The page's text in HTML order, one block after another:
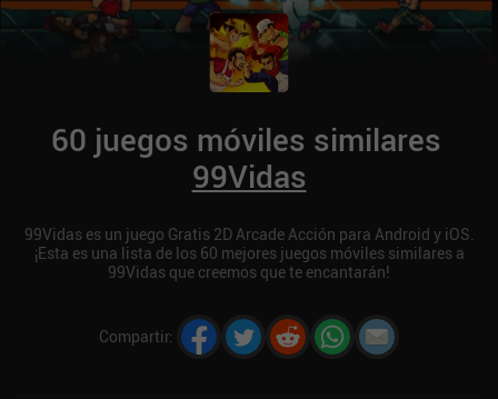
60 juegos móviles similares
99Vidas
99Vidas es un juego Gratis 2D Arcade Acción para Android y iOS.
¡Esta es una lista de los 60 mejores juegos móviles similares a
99Vidas que creemos que te encantarán!
Compartir: